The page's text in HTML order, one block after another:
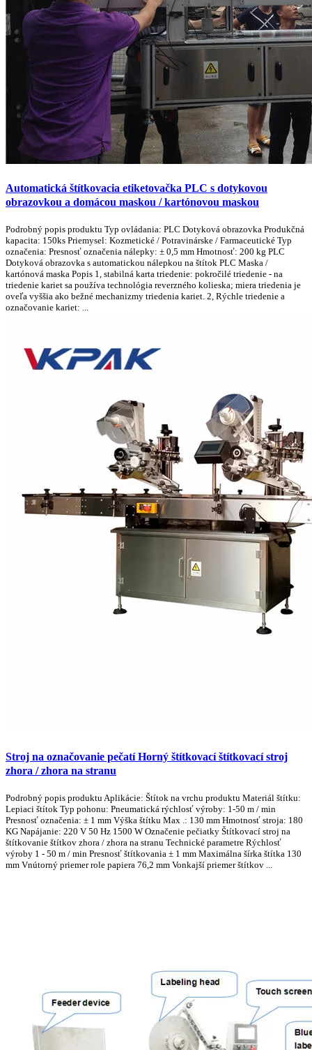
Automatická štítkovacia etiketovačka PLC s dotykovou
obrazovkou a domácou maskou / kartónovou maskou
Podrobný popis produktu Typ ovládania: PLC Dotyková obrazovka Produkčná
kapacita: 150ks Priemysel: Kozmetické / Potravinárske / Farmaceutické Typ
označenia: Presnosť označenia nálepky: ± 0,5 mm Hmotnosť: 200 kg PLC
Dotyková obrazovka s automatickou nálepkou na štítok PLC Maska /
kartónová maska Popis 1, stabilná karta triedenie: pokročilé triedenie - na
triedenie kariet sa používa technológia reverzného kolieska; miera triedenia je
oveľa vyššia ako bežné mechanizmy triedenia kariet. 2, Rýchle triedenie a
označovanie kariet: ...
Stroj na označovanie pečatí Horný štítkovací štítkovací stroj
zhora / zhora na stranu
Podrobný popis produktu Aplikácie: Štítok na vrchu produktu Materiál štítku:
Lepiaci štítok Typ pohonu: Pneumatická rýchlosť výroby: 1-50 m / min
Presnosť označenia: ± 1 mm Výška štítku Max .: 130 mm Hmotnosť stroja: 180
KG Napájanie: 220 V 50 Hz 1500 W Označenie pečiatky Štítkovací stroj na
štítkovanie štítkov zhora / zhora na stranu Technické parametre Rýchlosť
výroby 1 - 50 m / min Presnosť štítkovania ± 1 mm Maximálna šírka štítka 130
mm Vnútorný priemer role papiera 76,2 mm Vonkajší priemer štítkov ...